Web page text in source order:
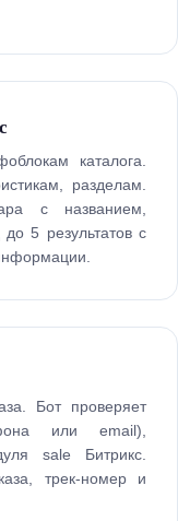
каталога.
разделам.
с названием,
5 результатов с
Бот проверяет
или email),
sale Битрикс.
трек-номер и